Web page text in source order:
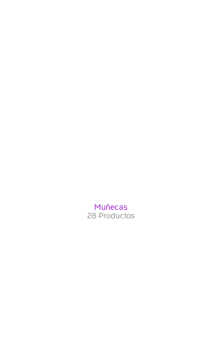
Muñecas
28 Productos